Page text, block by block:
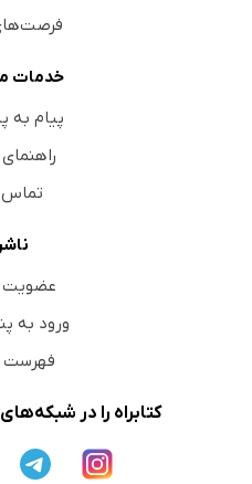
خدمات
پیام به
راهنمای
تماس
عضویت
ورود به
فهرست
کتابراه را در